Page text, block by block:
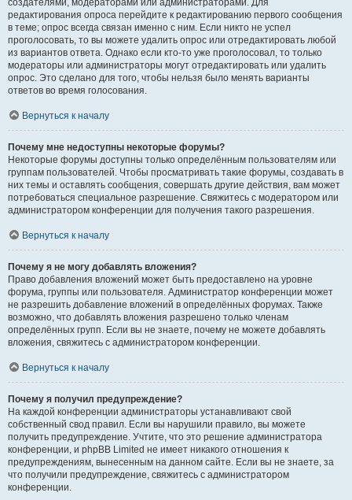
создателями, модераторами или администраторами. Для
редактирования опроса перейдите к редактированию первого сообщения
в теме; опрос всегда связан именно с ним. Если никто не успел
проголосовать, то вы можете удалить опрос или отредактировать любой
из вариантов ответа. Однако если кто-то уже проголосовал, то только
модераторы или администраторы могут отредактировать или удалить
опрос. Это сделано для того, чтобы нельзя было менять варианты
ответов во время голосования.
Вернуться к началу
Почему мне недоступны некоторые форумы?
Некоторые форумы доступны только определённым пользователям или
группам пользователей. Чтобы просматривать такие форумы, создавать в
них темы и оставлять сообщения, совершать другие действия, вам может
потребоваться специальное разрешение. Свяжитесь с модератором или
администратором конференции для получения такого разрешения.
Вернуться к началу
Почему я не могу добавлять вложения?
Право добавления вложений может быть предоставлено на уровне
форума, группы или пользователя. Администратор конференции может
не разрешить добавление вложений в определённых форумах. Также
возможно, что добавлять вложения разрешено только членам
определённых групп. Если вы не знаете, почему не можете добавлять
вложения, свяжитесь с администратором конференции.
Вернуться к началу
Почему я получил предупреждение?
На каждой конференции администраторы устанавливают свой
собственный свод правил. Если вы нарушили правило, вы можете
получить предупреждение. Учтите, что это решение администратора
конференции, и phpBB Limited не имеет никакого отношения к
предупреждениям, вынесенным на данном сайте. Если вы не знаете, за
что получили предупреждение, свяжитесь с администратором
конференции.